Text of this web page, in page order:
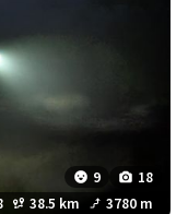
い。おまけにガスが
くなり、不安なって
入りにくい、エスケ
い。あらためて難易
ね。 アディオ
9
18
38.5 km 3780 m